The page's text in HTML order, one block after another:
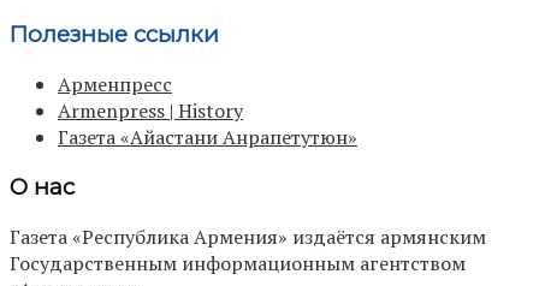
Полезные ссылки
Арменпресс
Armenpress | History
Газета «Айастани Анрапетутюн»
О нас
Газета «Республика Армения» издаётся армянским
Государственным информационным агентством